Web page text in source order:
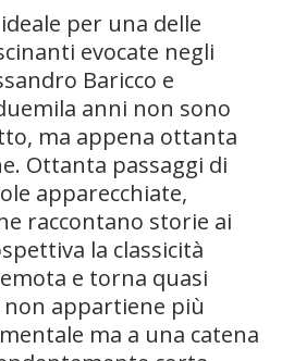
per una delle
evocate negli
Baricco e
anni non sono
ma appena ottanta
Ottanta passaggi di
apparecchiate,
raccontano storie ai
la classicità
e torna quasi
non appartiene più
ma a una catena